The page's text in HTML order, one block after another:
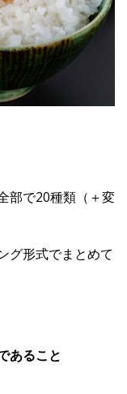
部で20種類（＋変
グ形式でまとめて
あること